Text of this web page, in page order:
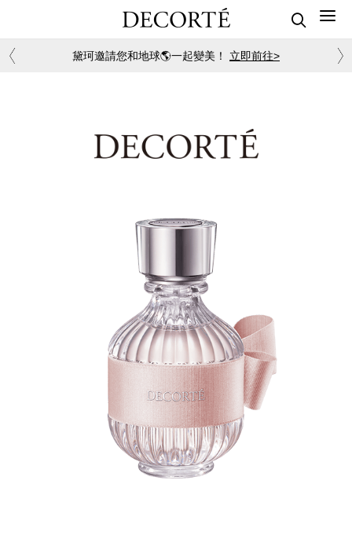
黛珂邀請您和地球🌎一起變美！ 立即前往>